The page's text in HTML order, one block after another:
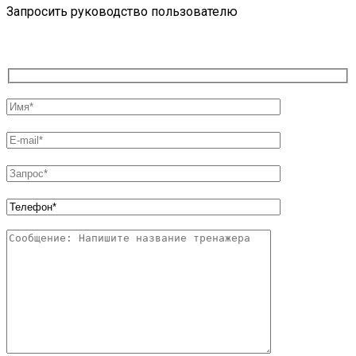
Запросить руководство пользователю